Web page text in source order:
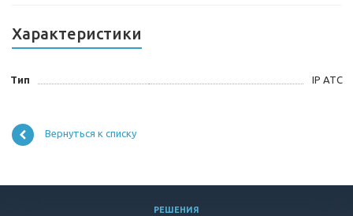
Характеристики
Тип IP АТС
Вернуться к списку
РЕШЕНИЯ